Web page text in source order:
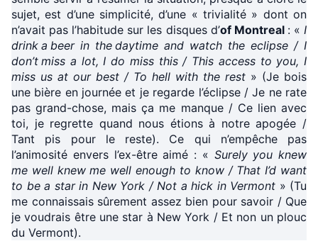
sujet, est d’une simplicité, d’une « trivialité » dont on
n’avait pas l’habitude sur les disques d’of Montreal : « I
drink a beer in the daytime and watch the eclipse / I
don’t miss a lot, I do miss this / This access to you, I
miss us at our best / To hell with the rest » (Je bois
une bière en journée et je regarde l’éclipse / Je ne rate
pas grand-chose, mais ça me manque / Ce lien avec
toi, je regrette quand nous étions à notre apogée /
Tant pis pour le reste). Ce qui n’empêche pas
l’animosité envers l’ex-être aimé : « Surely you knew
me well knew me well enough to know / That I’d want
to be a star in New York / Not a hick in Vermont » (Tu
me connaissais sûrement assez bien pour savoir / Que
je voudrais être une star à New York / Et non un plouc
du Vermont).